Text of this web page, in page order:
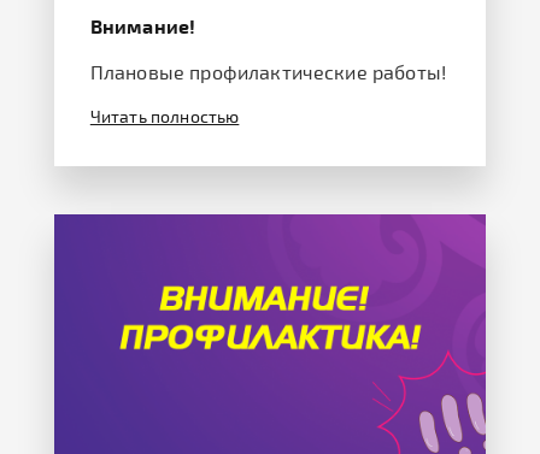
Внимание!
Плановые профилактические работы!
Читать полностью